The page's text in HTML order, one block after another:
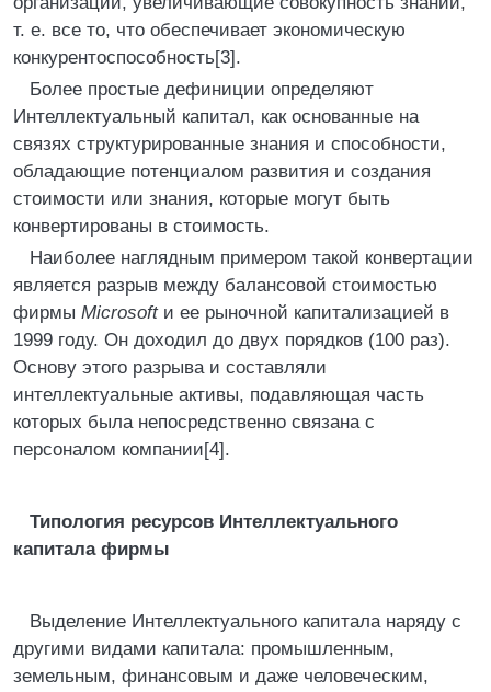
т. е. все то, что обеспечивает экономическую
конкурентоспособность[3].
Более простые дефиниции определяют
Интеллектуальный капитал, как основанные на
связях структурированные знания и способности,
обладающие потенциалом развития и создания
стоимости или знания, которые могут быть
конвертированы в стоимость.
Наиболее наглядным примером такой конвертации
является разрыв между балансовой стоимостью
фирмы Microsoftи ее рыночной капитализацией в
1999 году. Он доходил до двух порядков (100 раз).
Основу этого разрыва и составляли
интеллектуальные активы, подавляющая часть
которых была непосредственно связана с
персоналом компании[4].
Типология ресурсов Интеллектуального
капитала фирмы
Выделение Интеллектуального капитала наряду с
другими видами капитала: промышленным,
земельным, финансовым и даже человеческим,